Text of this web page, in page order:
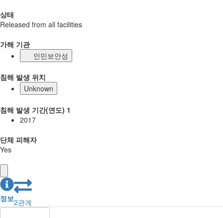
상태
Released from all facilities
가해 기관
인민보안성
침해 발생 위치
Unknown
침해 발생 기간(연도) 1
2017
단체 피해자
Yes
정보2관계